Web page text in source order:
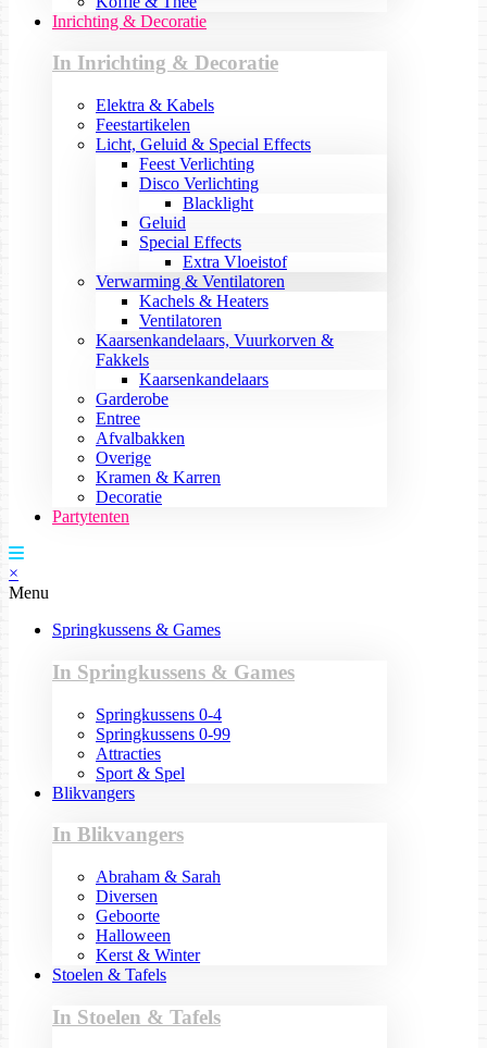
Inrichting & Decoratie
In Inrichting & Decoratie
Elektra & Kabels
Feestartikelen
Licht, Geluid & Special Effects
Feest Verlichting
Disco Verlichting
Blacklight
Geluid
Special Effects
Extra Vloeistof
Verwarming & Ventilatoren
Kachels & Heaters
Ventilatoren
Kaarsenkandelaars, Vuurkorven &
Fakkels
Kaarsenkandelaars
Garderobe
Entree
Afvalbakken
Overige
Kramen & Karren
Decoratie
Partytenten
×
Menu
Springkussens & Games
In Springkussens & Games
Springkussens 0-4
Springkussens 0-99
Attracties
Sport & Spel
Blikvangers
In Blikvangers
Abraham & Sarah
Diversen
Geboorte
Halloween
Kerst & Winter
Stoelen & Tafels
In Stoelen & Tafels